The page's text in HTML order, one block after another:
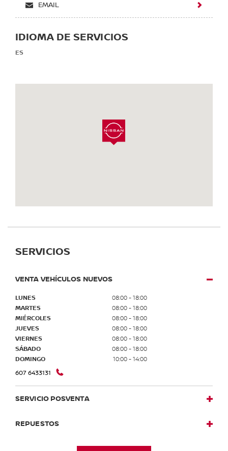
EMAIL
IDIOMA DE SERVICIOS
ES
SERVICIOS
VENTA VEHÍCULOS NUEVOS
LUNES
08:00 - 18:00
MARTES
08:00 - 18:00
MIÉRCOLES
08:00 - 18:00
JUEVES
08:00 - 18:00
VIERNES
08:00 - 18:00
SÁBADO
08:00 - 18:00
DOMINGO
10:00 - 14:00
607 6433131
SERVICIO POSVENTA
REPUESTOS